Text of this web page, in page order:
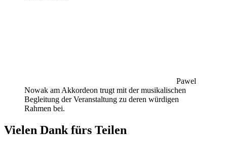
Pawel
Nowak am Akkordeon trugt mit der musikalischen
Begleitung der Veranstaltung zu deren würdigen
Rahmen bei.
Vielen Dank fürs Teilen